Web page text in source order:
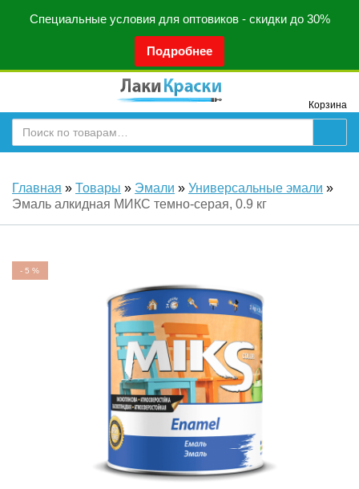
Специальные условия для оптовиков - скидки до 30%
Подробнее
Корзина
Главная » Товары » Эмали » Универсальные эмали »
Эмаль алкидная МИКС темно-серая, 0.9 кг
-5%